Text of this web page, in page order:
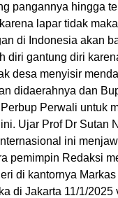
pangannya hingga
lapar tidak
di Indonesia akan
diri gantung diri
desa menyisir
didaerahnya dan
Perwali untuk
Ujar Prof Dr Sutan
ini
pemimpin Redaksi
di kantornya
di Jakarta 11/1/2025